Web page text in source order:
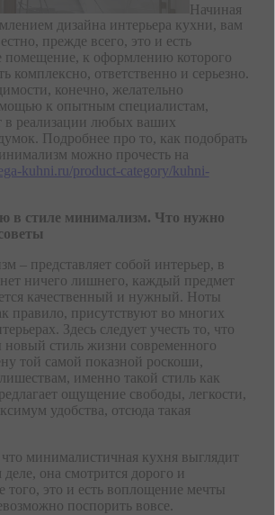
Начиная
дизайна интерьера кухни, вам
прежде всего, это и есть
помещение, к оформлению которого
комплексно, ответственно и серьезно.
конечно, желательно
к опытным специалистам,
в реализации любых ваших
Подробнее про то, как подобрать
можно прочесть на
kuhni.ru/product-category/kuhni-
в стиле минимализм. Что нужно
– представляет собой интерьер, в
ничего лишнего, каждый предмет
качественный и нужный. Ноты
правило, присутствуют во многих
Здесь следует учесть то, что
новый стиль жизни современного
той самой показной роскоши,
именно такой стиль как
ощущение свободы, легкости,
удобства, отсюда такая
что минималистичная кухня выглядит
она смотрится дорого и
того, это и есть воплощение мечты
поспорить вовсе.